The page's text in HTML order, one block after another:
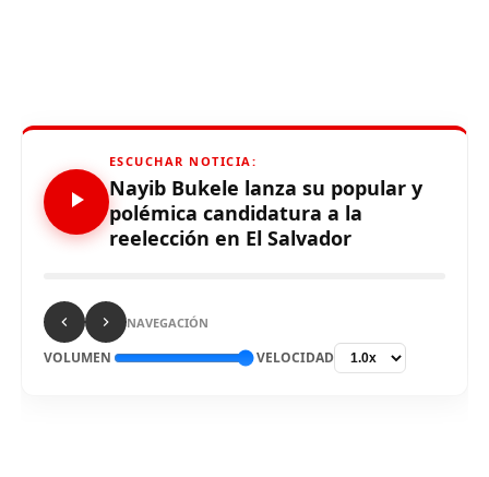
ESCUCHAR NOTICIA:
Nayib Bukele lanza su popular y
polémica candidatura a la
reelección en El Salvador
NAVEGACIÓN
VOLUMEN VELOCIDAD